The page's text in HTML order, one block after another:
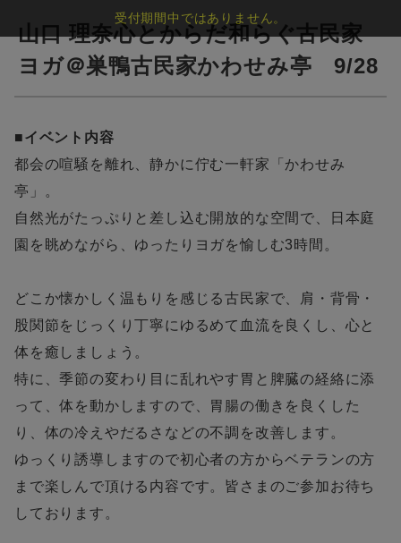
山口 理奈心とからだ和らぐ古民家
ヨガ＠巣鴨古民家かわせみ亭 9/28
■イベント内容
都会の喧騒を離れ、静かに佇む一軒家「かわせみ
亭」。
自然光がたっぷりと差し込む開放的な空間で、日本庭
園を眺めながら、ゆったりヨガを愉しむ3時間。
どこか懐かしく温もりを感じる古民家で、肩・背骨・
股関節をじっくり丁寧にゆるめて血流を良くし、心と
体を癒しましょう。
特に、季節の変わり目に乱れやす胃と脾臓の経絡に添
って、体を動かしますので、胃腸の働きを良くした
り、体の冷えやだるさなどの不調を改善します。
ゆっくり誘導しますので初心者の方からベテランの方
まで楽しんで頂ける内容です。皆さまのご参加お待ち
しております。
受付期間中ではありません。